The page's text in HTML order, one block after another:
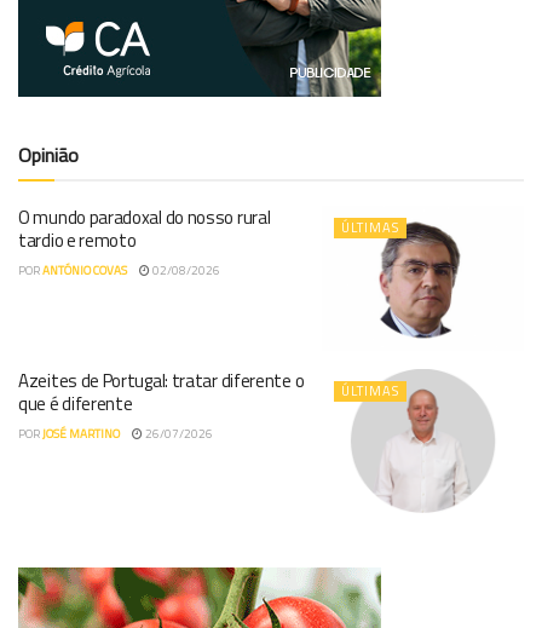
Opinião
ÚLTIMAS
O mundo paradoxal do nosso rural
tardio e remoto
PORANTÓNIO COVAS 02/08/2026
ÚLTIMAS
Azeites de Portugal: tratar diferente o
que é diferente
PORJOSÉ MARTINO 26/07/2026